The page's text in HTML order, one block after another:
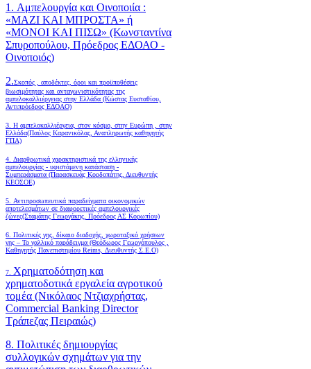
1. Αμπελουργία και Οινοποιία :
«ΜΑΖΙ ΚΑΙ ΜΠΡΟΣΤΑ» ή
«ΜΟΝΟΙ ΚΑΙ ΠΙΣΩ» (Κωνσταντίνα
Σπυροπούλου, Πρόεδρος ΕΔΟΑΟ -
Οινοποιός)
2.Σκοπός , αποδέκτες, όροι και προϋποθέσεις
βιωσιμότητας και ανταγωνιστικότητας της
αμπελοκαλλιέργειας στην Ελλάδα (Κώστας Ευσταθίου,
Αντιπρόεδρος ΕΔΟΑΟ)
3. Η αμπελοκαλλιέργεια, στον κόσμο, στην Ευρώπη , στην
Ελλάδα(Παύλος Καρανικόλας, Αναπληρωτής καθηγητής
ΓΠΑ)
4. Διαρθρωτικά χαρακτηριστικά της ελληνικής
αμπελουργίας - υφιστάμενη κατάσταση -
Συμπεράσματα (Παρασκευάς Κορδοπάτης, Διευθυντής
ΚΕΟΣΟΕ)
5. Αντιπροσωπευτικά παραδείγματα οικονομικών
αποτελεσμάτων σε διαφορετικές αμπελουργικές
ζώνες(Σταμάτης Γεωργάκης, Πρόεδρος ΑΣ Κορωπίου)
6. Πολιτικές γης, δίκαιο διαδοχής, χωροταξικό χρήσεων
γης – Το γαλλικό παράδειγμα (Θεόδωρος Γεωργόπουλος ,
Καθηγητής Πανεπιστημίου Reims, Διευθυντής Σ.Ε.Ο)
7. Χρηματοδότηση και
χρηματοδοτικά εργαλεία αγροτικού
τομέα (Νικόλαος Ντζιαχρήστας,
Commercial Banking Director
Τράπεζας Πειραιώς)
8. Πολιτικές δημιουργίας
συλλογικών σχημάτων για την